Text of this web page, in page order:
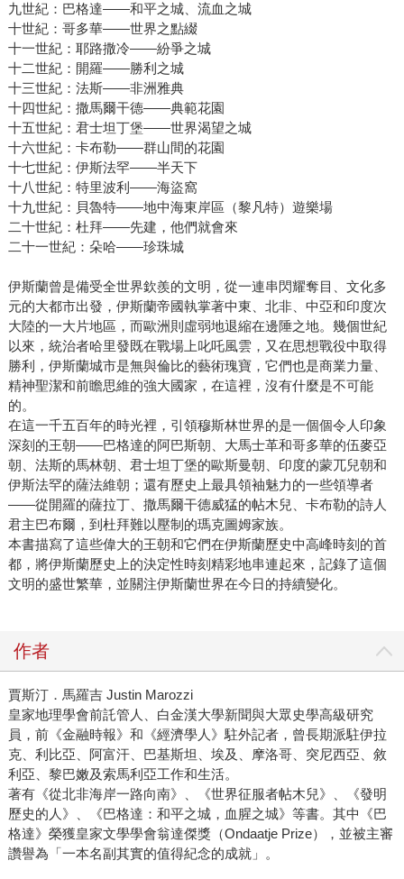
九世紀：巴格達——和平之城、流血之城
十世紀：哥多華——世界之點綴
十一世紀：耶路撒冷——紛爭之城
十二世紀：開羅——勝利之城
十三世紀：法斯——非洲雅典
十四世紀：撒馬爾干德——典範花園
十五世紀：君士坦丁堡——世界渴望之城
十六世紀：卡布勒——群山間的花園
十七世紀：伊斯法罕——半天下
十八世紀：特里波利——海盜窩
十九世紀：貝魯特——地中海東岸區（黎凡特）遊樂場
二十世紀：杜拜——先建，他們就會來
二十一世紀：朵哈——珍珠城
伊斯蘭曾是備受全世界欽羨的文明，從一連串閃耀奪目、文化多
元的大都市出發，伊斯蘭帝國執掌著中東、北非、中亞和印度次
大陸的一大片地區，而歐洲則虛弱地退縮在邊陲之地。幾個世紀
以來，統治者哈里發既在戰場上叱吒風雲，又在思想戰役中取得
勝利，伊斯蘭城市是無與倫比的藝術瑰寶，它們也是商業力量、
精神聖潔和前瞻思維的強大國家，在這裡，沒有什麼是不可能
的。
在這一千五百年的時光裡，引領穆斯林世界的是一個個令人印象
深刻的王朝——巴格達的阿巴斯朝、大馬士革和哥多華的伍麥亞
朝、法斯的馬林朝、君士坦丁堡的歐斯曼朝、印度的蒙兀兒朝和
伊斯法罕的薩法維朝；還有歷史上最具領袖魅力的一些領導者
——從開羅的薩拉丁、撒馬爾干德威猛的帖木兒、卡布勒的詩人
君主巴布爾，到杜拜難以壓制的瑪克圖姆家族。
本書描寫了這些偉大的王朝和它們在伊斯蘭歷史中高峰時刻的首
都，將伊斯蘭歷史上的決定性時刻精彩地串連起來，記錄了這個
文明的盛世繁華，並關注伊斯蘭世界在今日的持續變化。
作者
賈斯汀．馬羅吉 Justin Marozzi
皇家地理學會前託管人、白金漢大學新聞與大眾史學高級研究
員，前《金融時報》和《經濟學人》駐外記者，曾長期派駐伊拉
克、利比亞、阿富汗、巴基斯坦、埃及、摩洛哥、突尼西亞、敘
利亞、黎巴嫩及索馬利亞工作和生活。
著有《從北非海岸一路向南》、《世界征服者帖木兒》、《發明
歷史的人》、《巴格達：和平之城，血腥之城》等書。其中《巴
格達》榮獲皇家文學學會翁達傑獎（Ondaatje Prize），並被主審
讚譽為「一本名副其實的值得紀念的成就」。